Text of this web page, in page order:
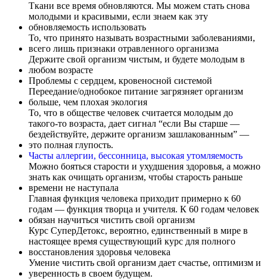
Ткани все время обновляются. Мы можем стать снова
молодыми и красивыми, если знаем как эту
обновляемость использовать
То, что принято называть возрастными заболеваниями,
всего лишь признаки отравленного организма
Держите свой организм чистым, и будете молодым в
любом возрасте
Проблемы с сердцем, кровеносной системой
Переедание/однобокое питание загрязняет организм
больше, чем плохая экология
То, что в обществе человек считается молодым до
такого-то возраста, дает сигнал “если Вы старше —
бездействуйте, держите организм зашлакованным” —
это полная глупость.
Часты аллергии, бессонница, высокая утомляемость
Можно бояться старости и ухудшения здоровья, а можно
знать как очищать организм, чтобы старость раньше
времени не наступала
Главная функция человека приходит примерно к 60
годам — функция творца и учителя. К 60 годам человек
обязан научиться чистить свой организм
Курс СуперДетокс, вероятно, единственный в мире в
настоящее время существующий курс для полного
восстановления здоровья человека
Умение чистить свой организм дает счастье, оптимизм и
уверенность в своем будущем.